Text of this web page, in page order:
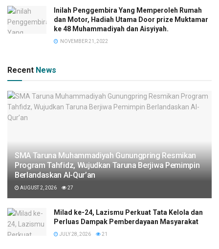
Inilah Penggembira Yang Memperoleh Rumah
dan Motor, Hadiah Utama Door prize Muktamar
ke 48 Muhammadiyah dan Aisyiyah.
NOVEMBER 21, 2022
Recent News
SMA Taruna Muhammadiyah Gunungpring Resmikan
Program Tahfidz, Wujudkan Taruna Berjiwa Pemimpin
Berlandaskan Al-Qur’an
AUGUST 2, 2026 27
Milad ke-24, Lazismu Perkuat Tata Kelola dan
Perluas Dampak Pemberdayaan Masyarakat
JULY 28, 2026 21